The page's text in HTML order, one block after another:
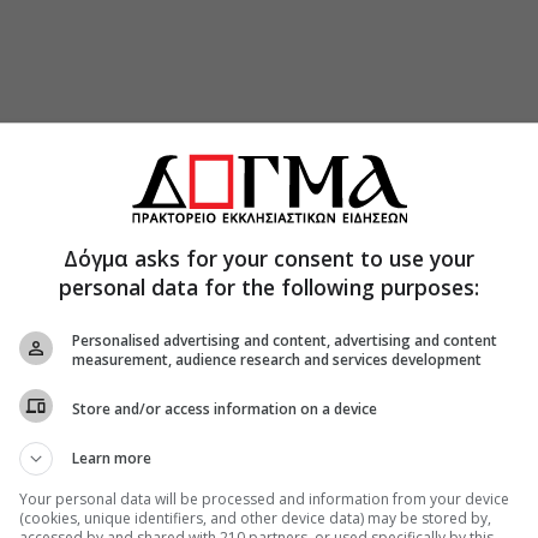
ο Αρχιεπίσκοπος, «μέσω δέκα και πλέον
της Ανεξαρτησίας, αλλά και στην αρχή ότι
ευτυχίας” αποτελούν αναφαίρετο δικαίωμα
χριστιανοί αναγνωρίζουμε ότι κάθε
Θεού παρά το ότι η εικόνα αυτή τραυματίζεται
όπως οι πατέρες του έθνους μας, οι οποίοι
έτσι και εμείς αναγνωρίζουμε ότι ο
δικαιώματα». Ο Αρχιεπίσκοπος Αμερικής
με πίστη στο αμερικανικό πνεύμα, καλούμαστε
Δόγμα asks for your consent to use your
personal data for the following purposes:
Personalised advertising and content, advertising and content
measurement, audience research and services development
Store and/or access information on a device
Learn more
Your personal data will be processed and information from your device
(cookies, unique identifiers, and other device data) may be stored by,